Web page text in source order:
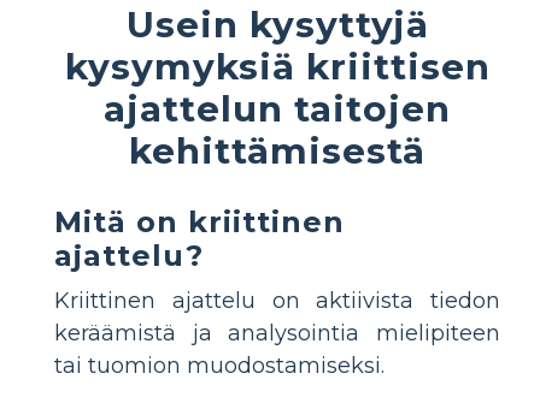
Usein kysyttyjä
kysymyksiä kriittisen
ajattelun taitojen
kehittämisestä
Mitä on kriittinen
ajattelu?
Kriittinen ajattelu on aktiivista tiedon
keräämistä ja analysointia mielipiteen
tai tuomion muodostamiseksi.